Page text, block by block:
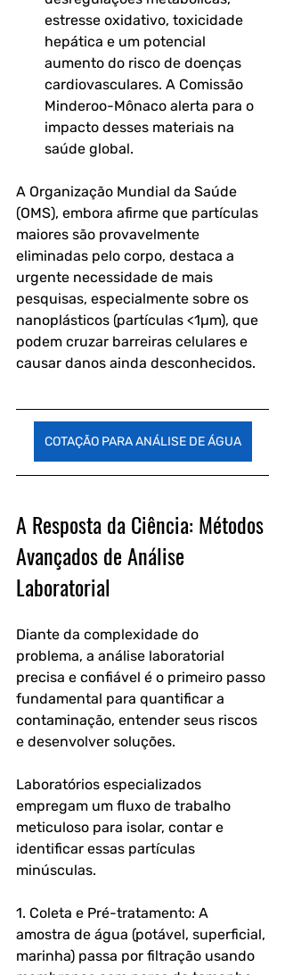
estresse oxidativo, toxicidade
hepática e um potencial
aumento do risco de doenças
cardiovasculares. A Comissão
Minderoo-Mônaco alerta para o
impacto desses materiais na
saúde global.
A Organização Mundial da Saúde
(OMS), embora afirme que partículas
maiores são provavelmente
eliminadas pelo corpo, destaca a
urgente necessidade de mais
pesquisas, especialmente sobre os
nanoplásticos (partículas <1µm), que
podem cruzar barreiras celulares e
causar danos ainda desconhecidos.
COTAÇÃO PARA ANÁLISE DE ÁGUA
A Resposta da Ciência: Métodos
Avançados de Análise
Laboratorial
Diante da complexidade do
problema, a análise laboratorial
precisa e confiável é o primeiro passo
fundamental para quantificar a
contaminação, entender seus riscos
e desenvolver soluções.
Laboratórios especializados
empregam um fluxo de trabalho
meticuloso para isolar, contar e
identificar essas partículas
minúsculas.
1. Coleta e Pré-tratamento: A
amostra de água (potável, superficial,
marinha) passa por filtração usando